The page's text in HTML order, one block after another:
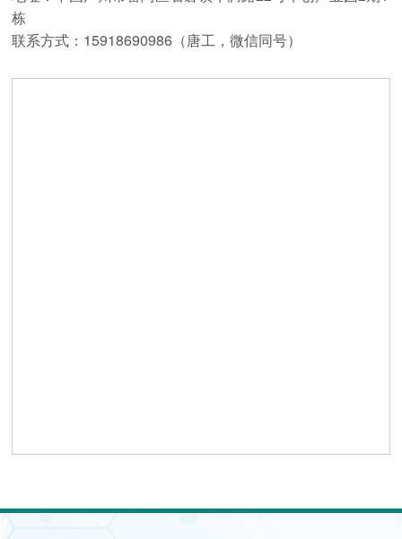
栋
联系方式： 15918690986（唐工，微信同号）